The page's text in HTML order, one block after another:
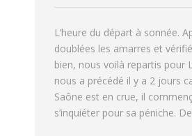
L’heure du départ à sonnée.
doublées les amarres et
bien, nous voilà repartis pour
nous a précédé il y a 2 jours
Saône est en crue, il
s’inquiéter pour sa péniche.